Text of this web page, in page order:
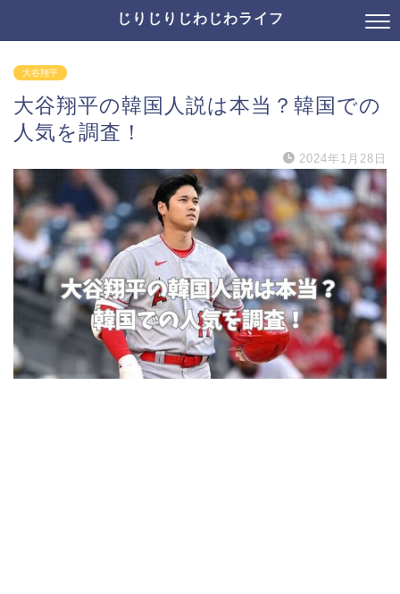
じりじりじわじわライフ
大谷翔平
大谷翔平の韓国人説は本当？韓国での
人気を調査！
2024年1月28日